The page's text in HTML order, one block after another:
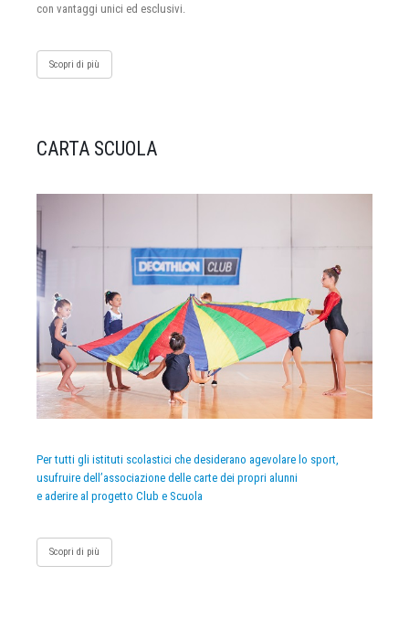
con vantaggi unici ed esclusivi.
Scopri di più
CARTA SCUOLA
Per tutti gli istituti scolastici che desiderano agevolare lo sport,
usufruire dell’associazione delle carte dei propri alunni
e aderire al progetto Club e Scuola
Scopri di più